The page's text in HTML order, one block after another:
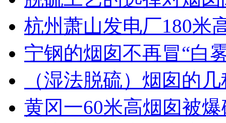
杭州萧山发电厂180米
宁钢的烟囱不再冒“白
（湿法脱硫）烟囱的
黄冈一60米高烟囱被爆